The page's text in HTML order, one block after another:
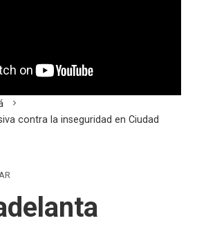
contra la inseguridad en Ciudad